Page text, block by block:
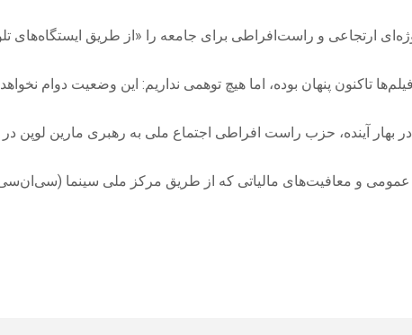
ارتجاعی و راست‌افراطی برای جامعه را «از طریق ایستگاه‌های
فیلم‌ها تاکنون پنهان بوده، اما هیچ توهمی نداریم: این وضعیت دوام
بهار آینده، حزب راست افراطی اجتماع ملی به رهبری مارین لوپن
و معافیت‌های مالیاتی که از طریق مرکز ملی سینما (سی‌ان‌سی)